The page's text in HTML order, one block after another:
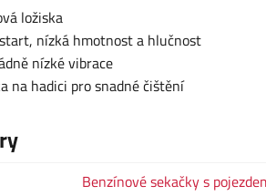
ložiska
nízká hmotnost a hlučnost
nízké vibrace
na hadici pro snadné čištění
Benzínové sekačky s